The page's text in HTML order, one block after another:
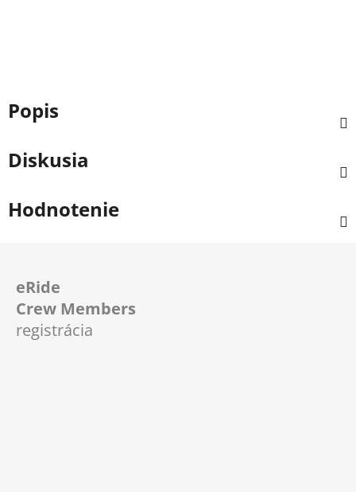
Popis
Diskusia
Hodnotenie
eRide
Crew Members
registrácia